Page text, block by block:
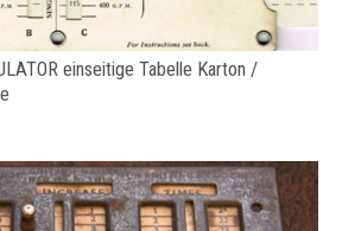
einseitige Tabelle Karton /